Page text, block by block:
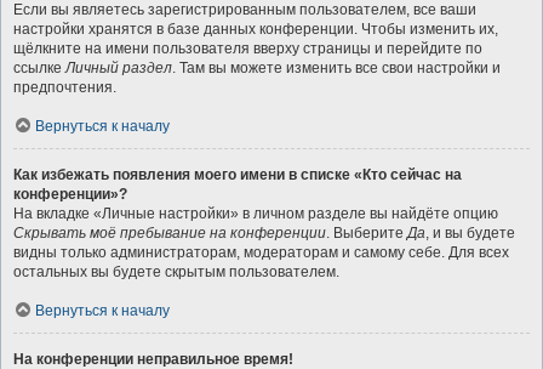
Если вы являетесь зарегистрированным пользователем, все ваши
настройки хранятся в базе данных конференции. Чтобы изменить их,
щёлкните на имени пользователя вверху страницы и перейдите по
ссылкеЛичный раздел. Там вы можете изменить все свои настройки и
предпочтения.
Вернуться к началу
Как избежать появления моего имени в списке «Кто сейчас на
конференции»?
На вкладке «Личные настройки» в личном разделе вы найдёте опцию
Скрывать моё пребывание на конференции. ВыберитеДа, и вы будете
видны только администраторам, модераторам и самому себе. Для всех
остальных вы будете скрытым пользователем.
Вернуться к началу
На конференции неправильное время!